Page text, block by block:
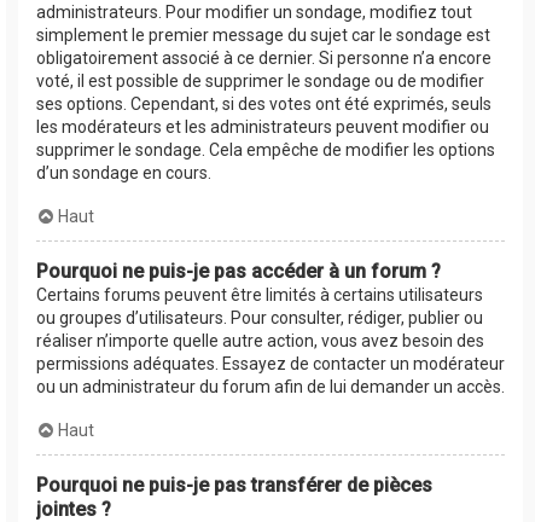
administrateurs. Pour modifier un sondage, modifiez tout
simplement le premier message du sujet car le sondage est
obligatoirement associé à ce dernier. Si personne n’a encore
voté, il est possible de supprimer le sondage ou de modifier
ses options. Cependant, si des votes ont été exprimés, seuls
les modérateurs et les administrateurs peuvent modifier ou
supprimer le sondage. Cela empêche de modifier les options
d’un sondage en cours.
Haut
Pourquoi ne puis-je pas accéder à un forum ?
Certains forums peuvent être limités à certains utilisateurs
ou groupes d’utilisateurs. Pour consulter, rédiger, publier ou
réaliser n’importe quelle autre action, vous avez besoin des
permissions adéquates. Essayez de contacter un modérateur
ou un administrateur du forum afin de lui demander un accès.
Haut
Pourquoi ne puis-je pas transférer de pièces
jointes ?